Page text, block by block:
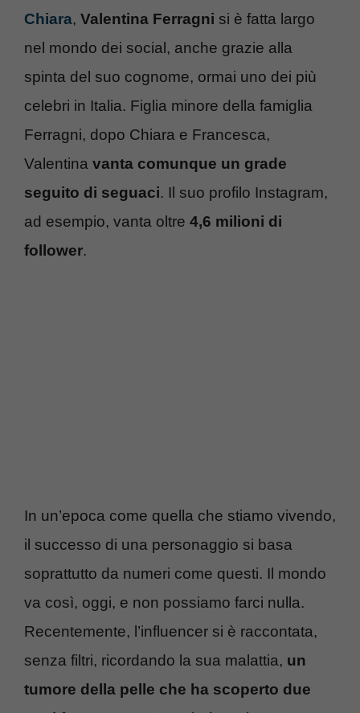
Chiara, Valentina Ferragni si è fatta largo
nel mondo dei social, anche grazie alla
spinta del suo cognome, ormai uno dei più
celebri in Italia. Figlia minore della famiglia
Ferragni, dopo Chiara e Francesca,
Valentina vanta comunque un grade
seguito di seguaci. Il suo profilo Instagram,
ad esempio, vanta oltre 4,6 milioni di
follower.
In un’epoca come quella che stiamo vivendo,
il successo di una personaggio si basa
soprattutto da numeri come questi. Il mondo
va così, oggi, e non possiamo farci nulla.
Recentemente, l’influencer si è raccontata,
senza filtri, ricordando la sua malattia, un
tumore della pelle che ha scoperto due